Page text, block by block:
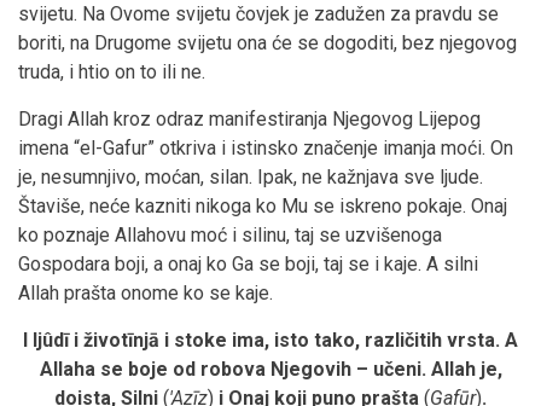
svijetu. Na Ovome svijetu čovjek je zadužen za pravdu se
boriti, na Drugome svijetu ona će se dogoditi, bez njegovog
truda, i htio on to ili ne.
Dragi Allah kroz odraz manifestiranja Njegovog Lijepog
imena “el-Gafur” otkriva i istinsko značenje imanja moći. On
je, nesumnjivo, moćan, silan. Ipak, ne kažnjava sve ljude.
Štaviše, neće kazniti nikoga ko Mu se iskreno pokaje. Onaj
ko poznaje Allahovu moć i silinu, taj se uzvišenoga
Gospodara boji, a onaj ko Ga se boji, taj se i kaje. A silni
Allah prašta onome ko se kaje.
I ljûdī i životīnjā i stoke ima, isto tako, različitih vrsta. A
Allaha se boje od robova Njegovih – učeni. Allah je,
doista, Silni ('Azīz) i Onaj koji puno prašta (Gafūr).